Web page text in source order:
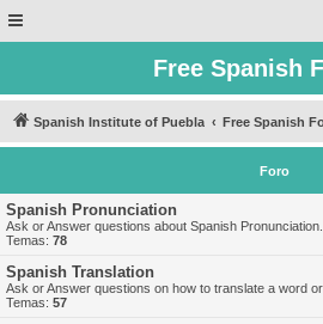
Free Spanish
Spanish Institute of Puebla Free Spanish
Foro
Spanish Pronunciation
Ask or Answer questions about Spanish Pronunciation.
Temas: 78
Spanish Translation
Ask or Answer questions on how to translate a word
Temas: 57